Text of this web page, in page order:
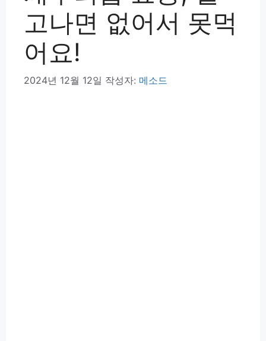
고나면 없어서 못먹
어요!
2024년 12월 12일 작성자: 메소드